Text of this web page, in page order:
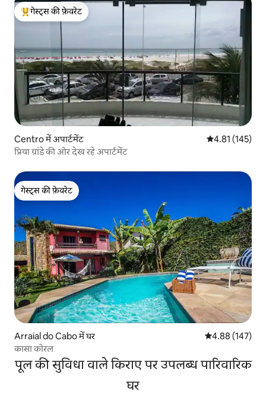
गेस्ट्स का टॉप फ़ेवरेट
गेस्ट्स की फ़ेवरेट
Centro में अपार्टमेंट औसत रेटिंग 5 में से
4.81 (145)
प्रिया ग्रांडे की ओर देख रहे अपार्टमेंट
गेस्ट्स की फ़ेवरेट
गेस्ट्स की फ़ेवरेट
Arraial do Cabo में घर औसत रेटिंग 5 में से
4.88 (147)
कासा कोरल
पूल की सुविधा वाले किराए पर उपलब्ध पारिवारिक
घर